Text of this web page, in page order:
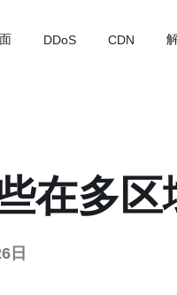
DDoS CDN
在多
日